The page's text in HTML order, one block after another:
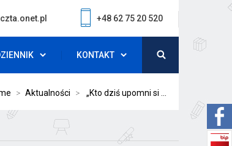
+48 62 75 20 520
KONTAKT
> Aktualności > „Kto dziś upomni si ...